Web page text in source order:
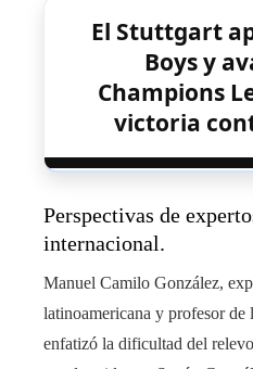
El Stuttgart
Boys y
Champions
victoria
Perspectivas de
internacional.
Manuel Camilo González,
latinoamericana y profesor de
enfatizó la dificultad del